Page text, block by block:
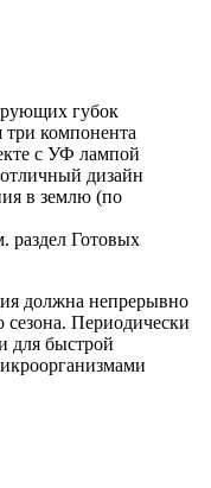
губок
компонента
с УФ лампой
дизайн
в землю (по
раздел Готовых
должна непрерывно
сезона. Периодически
для быстрой